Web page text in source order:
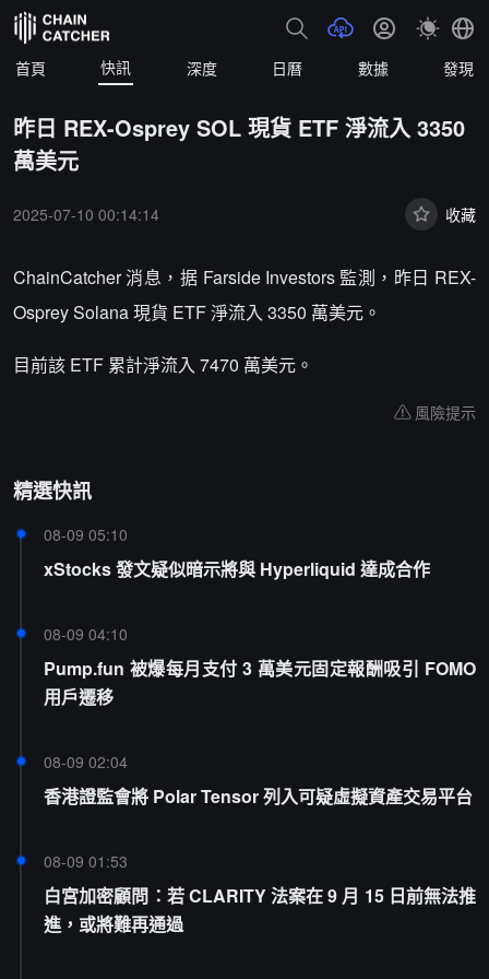
首頁 快訊 深度 日曆 數據 發現
昨日 REX-Osprey SOL 現貨 ETF 淨流入 3350
萬美元
2025-07-10 00:14:14 收藏
ChainCatcher 消息，据 Farside Investors 監測，昨日 REX-
Osprey Solana 現貨 ETF 淨流入 3350 萬美元。
目前該 ETF 累計淨流入 7470 萬美元。
風險提示
精選快訊
08-09 05:10
xStocks 發文疑似暗示將與 Hyperliquid 達成合作
08-09 04:10
Pump.fun 被爆每月支付 3 萬美元固定報酬吸引 FOMO
用戶遷移
08-09 02:04
香港證監會將 Polar Tensor 列入可疑虛擬資產交易平台
08-09 01:53
白宮加密顧問：若 CLARITY 法案在 9 月 15 日前無法推
進，或將難再通過